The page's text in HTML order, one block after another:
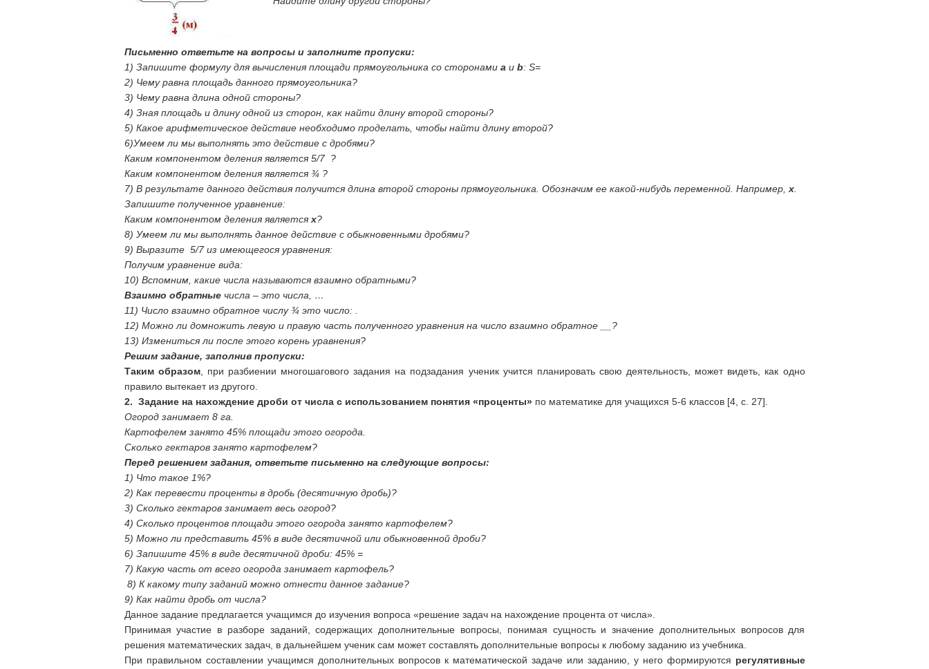
Письменно ответьте на вопросы и заполните пропуски:
1) Запишите формулу для вычисления площади прямоугольника со сторонами а и b: S=
2) Чему равна площадь данного прямоугольника?
3) Чему равна длина одной стороны?
4) Зная площадь и длину одной из сторон, как найти длину второй стороны?
5) Какое арифметическое действие необходимо проделать, чтобы найти длину второй?
6)Умеем ли мы выполнять это действие с дробями?
Каким компонентом деления является 5/7?
Каким компонентом деления является ¾ ?
7) В результате данного действия получится длина второй стороны прямоугольника. Обозначим ее какой-нибудь переменной. Например, х.
Запишите полученное уравнение:
Каким компонентом деления является х?
8) Умеем ли мы выполнять данное действие с обыкновенными дробями?
9) Выразите 5/7из имеющегося уравнения:
Получим уравнение вида:
10) Вспомним, какие числа называются взаимно обратными?
Взаимно обратные числа – это числа, …
11) Число взаимно обратное числу ¾ это число: .
12) Можно ли домножить левую и правую часть полученного уравнения на число взаимно обратное __?
13) Измениться ли после этого корень уравнения?
Решим задание, заполнив пропуски:
Таким образом, при разбиении многошагового задания на подзадания ученик учится планировать свою деятельность, может видеть, как одно
правило вытекает из другого.
2. Задание на нахождение дроби от числа с использованием понятия «проценты»по математике для учащихся 5-6 классов [4, с. 27].
Огород занимает 8 га.
Картофелем занято 45% площади этого огорода.
Сколько гектаров занято картофелем?
Перед решением задания, ответьте письменно на следующие вопросы:
1) Что такое 1%?
2) Как перевести проценты в дробь (десятичную дробь)?
3) Сколько гектаров занимает весь огород?
4) Сколько процентов площади этого огорода занято картофелем?
5) Можно ли представить 45% в виде десятичной или обыкновенной дроби?
6) Запишите 45% в виде десятичной дроби: 45% =
7) Какую часть от всего огорода занимает картофель?
8) К какому типу заданий можно отнести данное задание?
9) Как найти дробь от числа?
Данное задание предлагается учащимся до изучения вопроса «решение задач на нахождение процента от числа».
Принимая участие в разборе заданий, содержащих дополнительные вопросы, понимая сущность и значение дополнительных вопросов для
решения математических задач, в дальнейшем ученик сам может составлять дополнительные вопросы к любому заданию из учебника.
При правильном составлении учащимся дополнительных вопросов к математической задаче или заданию, у него формируются регулятивные